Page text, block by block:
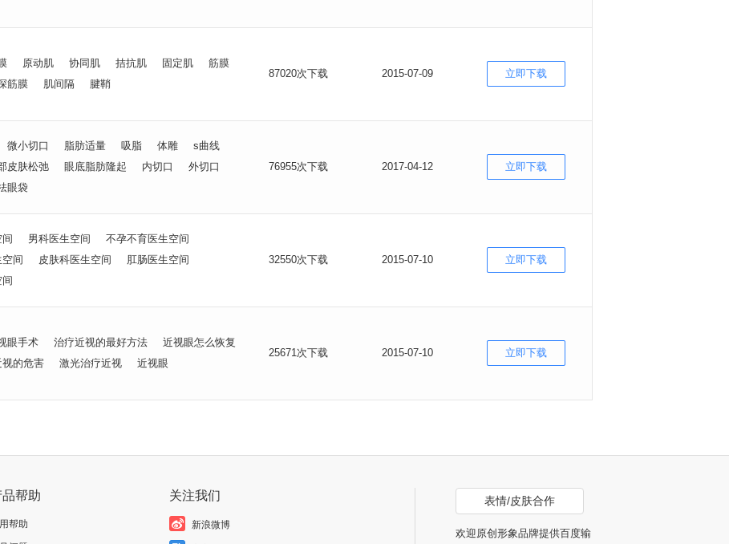
原动肌 协同肌 拮抗肌 固定肌
筋膜
筋膜 肌间隔 腱鞘
87020次下载 2015-07-09 立即下载
微小切口 脂肪适量 吸脂 体雕
s曲线
皮肤松弛 眼底脂肪隆起 内切口
外切口
眼袋
76955次下载 2017-04-12 立即下载
男科医生空间
不孕不育医生空间
间
皮肤科医生空间
肛肠医生空间
间
32550次下载 2015-07-10 立即下载
眼手术 治疗近视的最好方法
近视眼怎么恢复
的危害
激光治疗近视 近视眼
25671次下载 2015-07-10 立即下载
品帮助
帮助
关注我们
新浪微博
表情/皮肤合作
欢迎原创形象品牌提供百度输